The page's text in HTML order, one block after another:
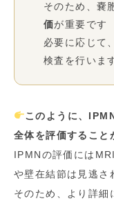
そのため、嚢
価が重要です
必要に応じて
検査を行いま
このように、
全体を評価すること
IPMNの評価には
や壁在結節は見逃さ
そのため、より詳細